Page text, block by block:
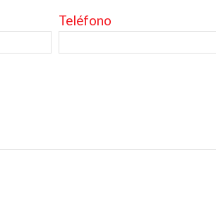
Teléfono